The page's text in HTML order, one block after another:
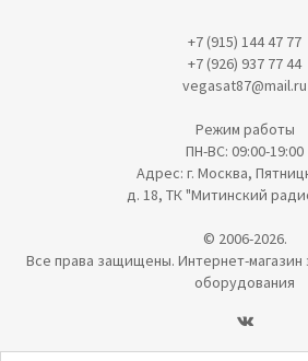
+7 (915) 144 47 77
+7 (926) 937 77 44
vegasat87@mail.ru
Режим работы
ПН-ВС: 09:00-19:00
Адрес: г. Москва,
д. 18, ТК "Митинский
© 2006-2026.
Все права защищены. Интернет-магазин
оборудования